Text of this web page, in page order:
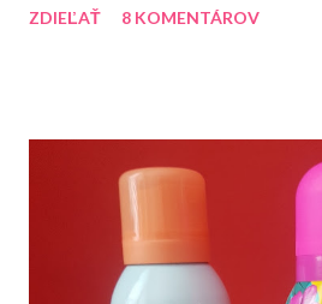
ZDIEĽAŤ 8 KOMENTÁROV